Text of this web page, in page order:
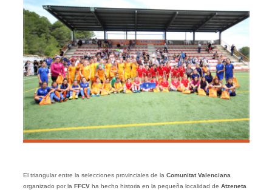
El triangular entre la selecciones provinciales de la Comunitat Valenciana
organizado por la FFCVha hecho historia en la pequeña localidad de Atzeneta